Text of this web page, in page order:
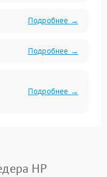
Подробнее →
Подробнее →
Подробнее →
Подробнее →
HP